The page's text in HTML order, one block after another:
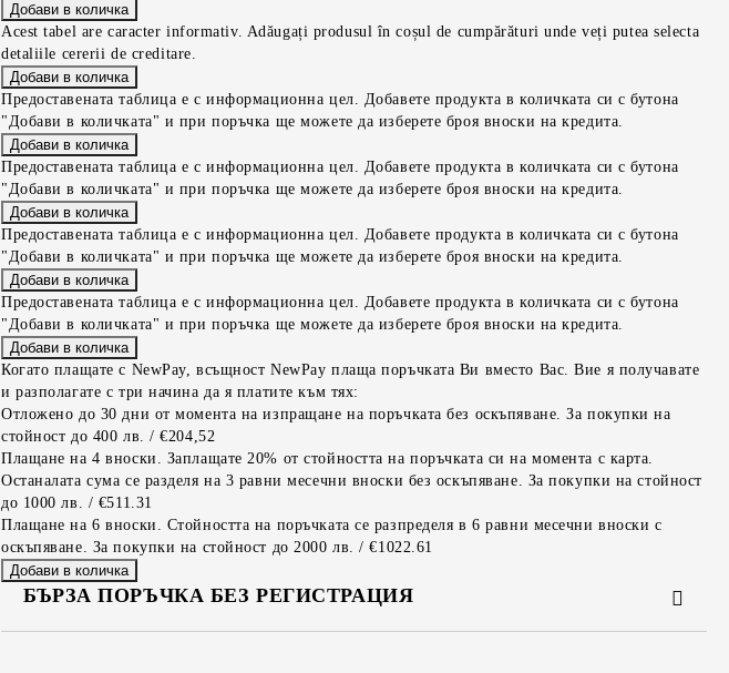
Acest tabel are caracter informativ. Adăugați produsul în coșul de cumpărături unde veți putea selecta
detaliile cererii de creditare.
Предоставената таблица е с информационна цел. Добавете продукта в количката си с бутона
"Добави в количката" и при поръчка ще можете да изберете броя вноски на кредита.
Предоставената таблица е с информационна цел. Добавете продукта в количката си с бутона
"Добави в количката" и при поръчка ще можете да изберете броя вноски на кредита.
Предоставената таблица е с информационна цел. Добавете продукта в количката си с бутона
"Добави в количката" и при поръчка ще можете да изберете броя вноски на кредита.
Предоставената таблица е с информационна цел. Добавете продукта в количката си с бутона
"Добави в количката" и при поръчка ще можете да изберете броя вноски на кредита.
Когато плащате с NewPay, всъщност NewPay плаща поръчката Ви вместо Вас. Вие я получавате
и разполагате с три начина да я платите към тях:
Отложено до 30 дни от момента на изпращане на поръчката без оскъпяване. За покупки на
стойност до 400 лв. / €204,52
Плащане на 4 вноски. Заплащате 20% от стойността на поръчката си на момента с карта.
Останалата сума се разделя на 3 равни месечни вноски без оскъпяване. За покупки на стойност
до 1000 лв. / €511.31
Плащане на 6 вноски. Стойността на поръчката се разпределя в 6 равни месечни вноски с
оскъпяване. За покупки на стойност до 2000 лв. / €1022.61
БЪРЗА ПОРЪЧКА БЕЗ РЕГИСТРАЦИЯ